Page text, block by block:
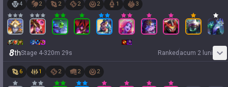
4 2 2 2 2 1 3
8thStage 4-320m 29s Ranked acum 2 luni
6 1 2 2 2